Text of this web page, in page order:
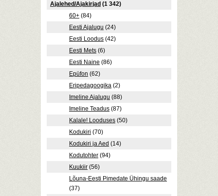
Ajalehed/Ajakirjad (1 342)
60+ (84)
Eesti Ajalugu (24)
Eesti Loodus (42)
Eesti Mets (6)
Eesti Naine (86)
Epüfon (62)
Eripedagoogika (2)
Imeline Ajalugu (88)
Imeline Teadus (87)
Kalale! Looduses (50)
Kodukiri (70)
Kodukiri ja Aed (14)
Kodutohter (94)
Kuukiir (56)
Lõuna-Eesti Pimedate Ühingu saade
(37)